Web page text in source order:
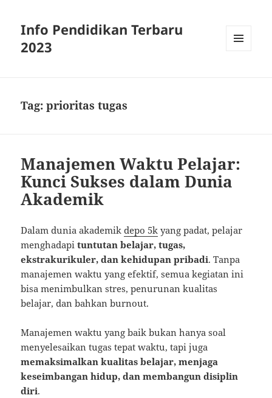
Info Pendidikan Terbaru
2023
Tag:prioritas tugas
Manajemen Waktu Pelajar:
Kunci Sukses dalam Dunia
Akademik
Dalam dunia akademikdepo 5k yang padat, pelajar
menghadapituntutan belajar, tugas,
ekstrakurikuler, dan kehidupan pribadi. Tanpa
manajemen waktu yang efektif, semua kegiatan ini
bisa menimbulkan stres, penurunan kualitas
belajar, dan bahkan burnout.
Manajemen waktu yang baik bukan hanya soal
menyelesaikan tugas tepat waktu, tapi juga
memaksimalkan kualitas belajar, menjaga
keseimbangan hidup, dan membangun disiplin
diri.